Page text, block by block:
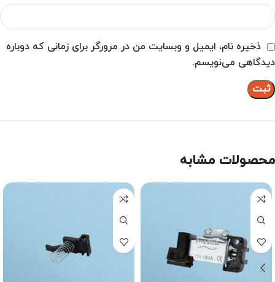
ذخیره نام، ایمیل و وبسایت من در مرورگر برای زمانی که دوباره
دیدگاهی می‌نویسم.
محصولات مشابه